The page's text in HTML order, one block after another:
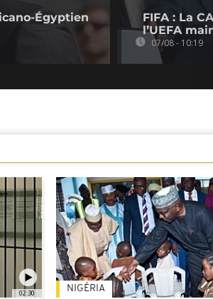
Égyptien
FIFA : La
l’UEFA
07/08 - 10:19
02:30 NIGÉRIA